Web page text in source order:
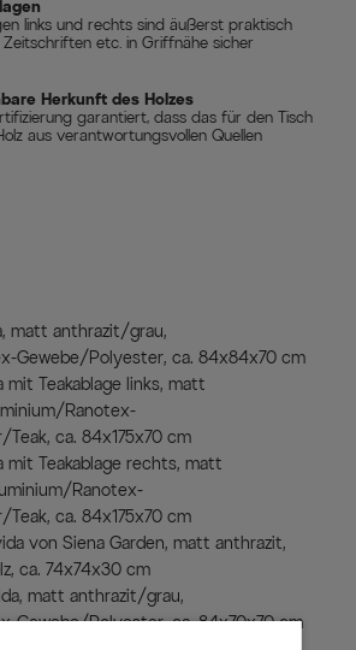
links und rechts sind äußerst praktisch
etc. in Griffnähe sicher
Herkunft des Holzes
garantiert, dass das für den Tisch
aus verantwortungsvollen Quellen
matt anthrazit/grau,
Gewebe/Polyester, ca. 84x84x70 cm
mit Teakablage links, matt
Ranotex-
ca. 84x175x70 cm
mit Teakablage rechts, matt
Ranotex-
ca. 84x175x70 cm
von Siena Garden, matt anthrazit,
ca. 74x74x30 cm
matt anthrazit/grau,
Gewebe/Polyester, ca. 84x70x70 cm